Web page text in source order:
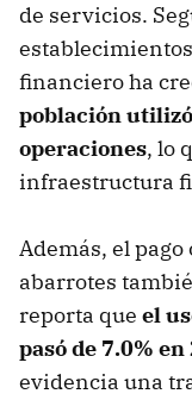
de servicios.
financiero ha
población
operaciones, lo
infraestructura
Además, el
abarrotes
reporta que el
pasó de 7.0%
evidencia una